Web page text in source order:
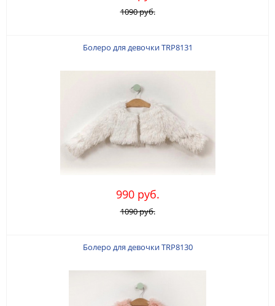
1090 руб.
Болеро для девочки TRP8131
990 руб.
1090 руб.
Болеро для девочки TRP8130